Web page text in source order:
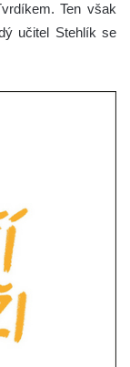
Ten však
učitel Stehlík se